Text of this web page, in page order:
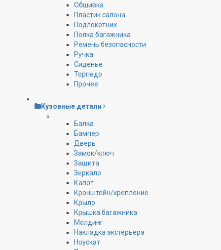
Обшивка
Пластик салона
Подлокотник
Полка багажника
Ремень безопасности
Ручка
Сиденье
Торпедо
Прочее
Кузовные детали
Балка
Бампер
Дверь
Замок/ключ
Защита
Зеркало
Капот
Кронштейн/крепление
Крыло
Крышка багажника
Молдинг
Накладка экстерьера
Ноускат